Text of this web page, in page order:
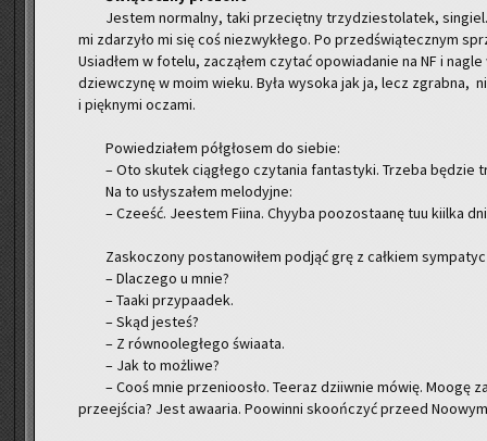
Je­stem nor­mal­ny, taki prze­cięt­ny trzy­dzie­sto­la­tek,
mi zda­rzy­ło mi się coś nie­zwy­kłe­go. Po przed­świą­tecz­nym
Usia­dłem w fo­te­lu, za­czą­łem czy­tać opo­wia­da­nie na NF i
dziew­czy­nę w moim wieku. Była wy­so­ka jak ja, lecz zgrab­na,
i pięk­ny­mi ocza­mi.
Po­wie­dzia­łem pół­gło­sem do sie­bie:
– Oto sku­tek cią­głe­go czy­ta­nia fan­ta­sty­ki. Trze­ba bę­dzie
Na to usły­sza­łem me­lo­dyj­ne:
– Cze­eść. Je­estem Fiina. Chy­y­ba po­ozo­sta­anę tuu kiil­ka
Za­sko­czo­ny po­sta­no­wi­łem pod­jąć grę z cał­kiem
– Dla­cze­go u mnie?
– Taaki przy­pa­adek.
– Skąd je­steś?
– Z rów­no­ole­głe­go świa­ata.
– Jak to moż­li­we?
– Cooś mnie prze­nio­osło. Te­eraz dziiw­nie mówię. Moogę
prze­ej­ścia? Jest awa­aria. Po­owin­ni sko­oń­czyć prze­ed